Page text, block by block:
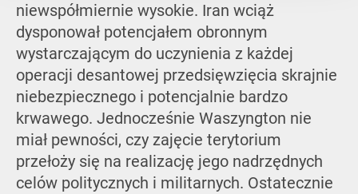
niewspółmiernie wysokie. Iran wciąż
dysponował potencjałem obronnym
wystarczającym do uczynienia z każdej
operacji desantowej przedsięwzięcia skrajnie
niebezpiecznego i potencjalnie bardzo
krwawego. Jednocześnie Waszyngton nie
miał pewności, czy zajęcie terytorium
przełoży się na realizację jego nadrzędnych
celów politycznych i militarnych. Ostatecznie